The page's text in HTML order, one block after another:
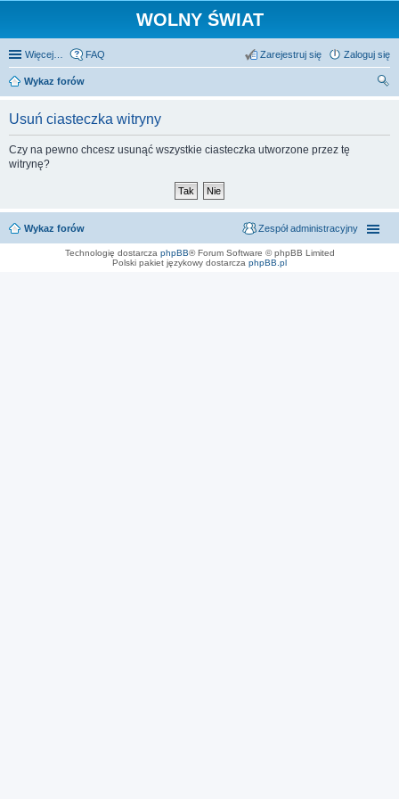
WOLNY ŚWIAT
Więcej… FAQ Zaloguj się
Zarejestruj się
Wykaz forów
Usuń ciasteczka witryny
Czy na pewno chcesz usunąć wszystkie ciasteczka utworzone przez tę
witrynę?
Wykaz forów Zespół administracyjny
Technologię dostarcza phpBB® Forum Software © phpBB Limited
Polski pakiet językowy dostarcza phpBB.pl